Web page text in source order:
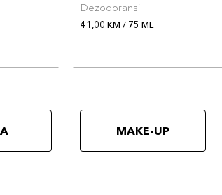
Dezodoransi
41,00 KM / 75 ML
MAKE-UP